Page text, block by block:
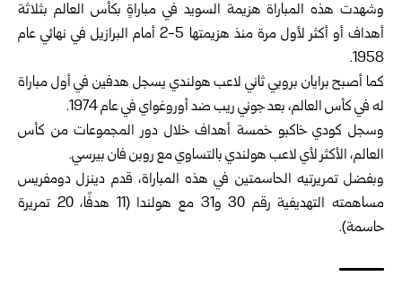
وشهدت هذه المباراة هزيمة السويد في مباراةٍ بكأس العالم بثلاثة
أهداف أو أكثر لأول ‏مرة منذ هزيمتها 5-2 أمام البرازيل في نهائي عام
1958.‏
كما أصبح برايان بروبي ثاني لاعب هولندي يسجل هدفين في أول مباراة
له في كأس ‏العالم، بعد جوني ريب ضد أوروغواي في عام 1974.‏
وسجل كودي خاكبو خمسة أهداف خلال دور المجموعات من كأس
العالم، الأكثر لأي ‏لاعب هولندي بالتساوي مع روبن فان بيرسي.‏
وبفضل تمريرتيه الحاسمتين في هذه المباراة، قدم دينزل دومفريس
مساهمته التهديفية ‏رقم 30 و31 مع هولندا (11 هدفًا، 20 تمريرة
حاسمة). ‏